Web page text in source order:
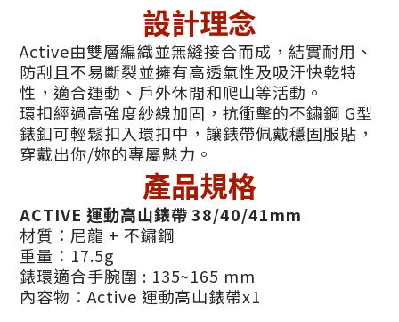
設計理念
Active由雙層編織並無縫接合而成，結實耐用、
防刮且不易斷裂並擁有高透氣性及吸汗快乾特
性，適合運動、戶外休閒和爬山等活動。
環扣經過高強度紗線加固，抗衝擊的不鏽鋼 G型
錶釦可輕鬆扣入環扣中，讓錶帶佩戴穩固服貼，
穿戴出你/妳的專屬魅力。
產品規格
ACTIVE 運動高山錶帶 38/40/41mm
材質：尼龍 + 不鏽鋼
重量：17.5g
錶環適合手腕圍 : 135~165 mm
內容物：Active 運動高山錶帶x1